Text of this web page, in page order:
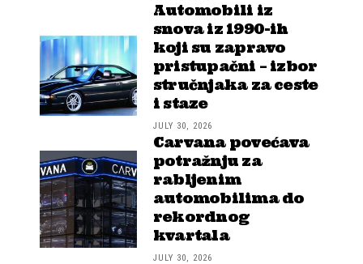
Automobili iz
snova iz 1990-ih
koji su zapravo
pristupačni – izbor
stručnjaka za ceste
i staze
JULY 30, 2026
Carvana povećava
potražnju za
rabljenim
automobilima do
rekordnog
kvartala
JULY 30, 2026